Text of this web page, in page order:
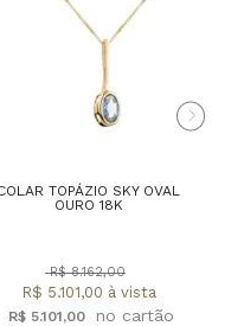
TOPÁZIO SKY OVAL
OURO 18K
R$ 8.162,00
R$ 5.101,00
R$ 5.101,00 à vista